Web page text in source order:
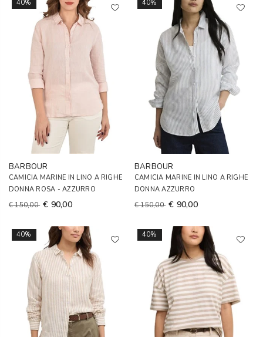
40%
BARBOUR
CAMICIA MARINE IN LINO A RIGHE
DONNA ROSA - AZZURRO
€ 150,00 € 90,00
40%
BARBOUR
CAMICIA MARINE IN LINO A RIGHE
DONNA AZZURRO
€ 150,00 € 90,00
40% 40%